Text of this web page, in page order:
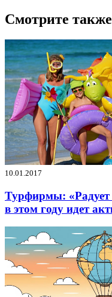
Смотрите также
10.01.2017
Турфирмы: «Радует
в этом году идет